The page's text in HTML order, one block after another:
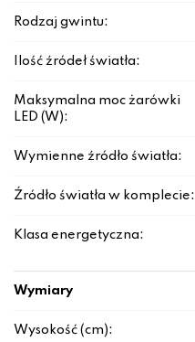
Rodzaj gwintu:
Ilość źródeł światła:
Maksymalna moc żarówki
LED (W):
Wymienne źródło światła:
Źródło światła w komplecie:
Klasa energetyczna:
Wymiary
Wysokość (cm):